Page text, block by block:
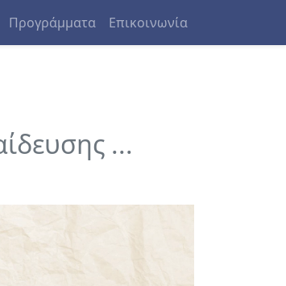
Προγράμματα Επικοινωνία
...